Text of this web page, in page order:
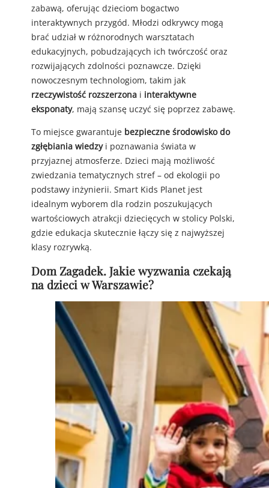
zabawą, oferując dzieciom bogactwo
interaktywnych przygód. Młodzi odkrywcy mogą
brać udział w różnorodnych warsztatach
edukacyjnych, pobudzających ich twórczość oraz
rozwijających zdolności poznawcze. Dzięki
nowoczesnym technologiom, takim jak
rzeczywistość rozszerzona i interaktywne
eksponaty, mają szansę uczyć się poprzez zabawę.
To miejsce gwarantuje bezpieczne środowisko do
zgłębiania wiedzyi poznawania świata w
przyjaznej atmosferze. Dzieci mają możliwość
zwiedzania tematycznych stref – od ekologii po
podstawy inżynierii. Smart Kids Planet jest
idealnym wyborem dla rodzin poszukujących
wartościowych atrakcji dziecięcych w stolicy Polski,
gdzie edukacja skutecznie łączy się z najwyższej
klasy rozrywką.
Dom Zagadek. Jakie wyzwania czekają
na dzieci w Warszawie?